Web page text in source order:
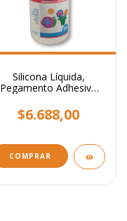
Silicona Líquida,
Pegamento Adhesivo
$6.688,00